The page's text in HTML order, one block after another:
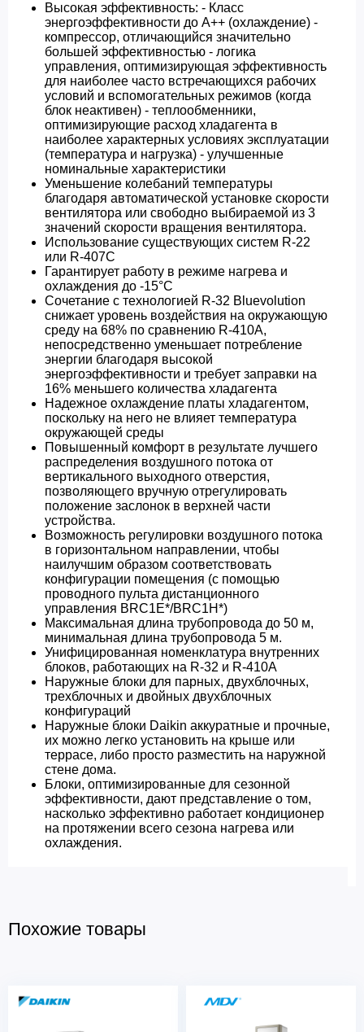
Высокая эффективность: - Класс
энергоэффективности до A++ (охлаждение) -
компрессор, отличающийся значительно
большей эффективностью - логика
управления, оптимизирующая эффективность
для наиболее часто встречающихся рабочих
условий и вспомогательных режимов (когда
блок неактивен) - теплообменники,
оптимизирующие расход хладагента в
наиболее характерных условиях эксплуатации
(температура и нагрузка) - улучшенные
номинальные характеристики
Уменьшение колебаний температуры
благодаря автоматической установке скорости
вентилятора или свободно выбираемой из 3
значений скорости вращения вентилятора.
Использование существующих систем R-22
или R-407C
Гарантирует работу в режиме нагрева и
охлаждения до -15°C
Сочетание с технологией R-32 Bluevolution
снижает уровень воздействия на окружающую
среду на 68% по сравнению R-410A,
непосредственно уменьшает потребление
энергии благодаря высокой
энергоэффективности и требует заправки на
16% меньшего количества хладагента
Надежное охлаждение платы хладагентом,
поскольку на него не влияет температура
окружающей среды
Повышенный комфорт в результате лучшего
распределения воздушного потока от
вертикального выходного отверстия,
позволяющего вручную отрегулировать
положение заслонок в верхней части
устройства.
Возможность регулировки воздушного потока
в горизонтальном направлении, чтобы
наилучшим образом соответствовать
конфигурации помещения (с помощью
проводного пульта дистанционного
управления BRC1E*/BRC1H*)
Максимальная длина трубопровода до 50 м,
минимальная длина трубопровода 5 м.
Унифицированная номенклатура внутренних
блоков, работающих на R-32 и R-410A
Наружные блоки для парных, двухблочных,
трехблочных и двойных двухблочных
конфигураций
Наружные блоки Daikin аккуратные и прочные,
их можно легко установить на крыше или
террасе, либо просто разместить на наружной
стене дома.
Блоки, оптимизированные для сезонной
эффективности, дают представление о том,
насколько эффективно работает кондиционер
на протяжении всего сезона нагрева или
охлаждения.
Похожие товары